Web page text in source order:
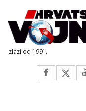
izlazi od 1991.